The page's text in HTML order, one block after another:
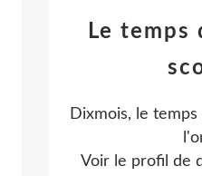
Le temps
Dixmois, le
Voir le profil de